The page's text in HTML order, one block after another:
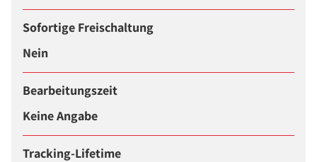
Sofortige Freischaltung
Nein
Bearbeitungszeit
Keine Angabe
Tracking-Lifetime